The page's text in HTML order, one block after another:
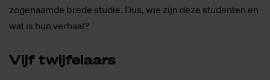
zogenaamde brede studie. Dus, wie zijn deze studenten en
wat is hun verhaal?
Vijf twij­fe­laars